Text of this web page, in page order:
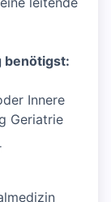
benötigst:
Innere
Geriatrie